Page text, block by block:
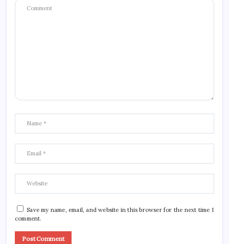
Save my name, email, and website in this browser for the next time I
comment.